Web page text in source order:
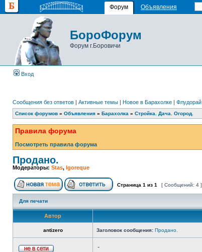
Форум Объявления
БороФорум
Форум г.Боровичи
Вход
Сообщения без ответов | Активные темы | Новое в Барахолке | Флудорай
Список форумов » Объявления » Барахолка » Стройка. Дача. Огород.
Правила форума
Посмотреть правила форума
Продано.
Модераторы: Stas, Igoreque
Страница 1 из 1 [ Сообщений: 4 ]
Для печати
Автор
antizero Заголовок сообщения: Продано.
-